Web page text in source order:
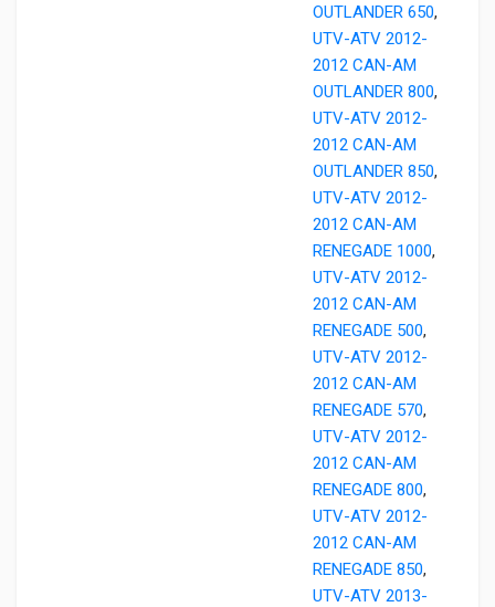
OUTLANDER 650,
UTV-ATV 2012-
2012 CAN-AM
OUTLANDER 800,
UTV-ATV 2012-
2012 CAN-AM
OUTLANDER 850,
UTV-ATV 2012-
2012 CAN-AM
RENEGADE 1000,
UTV-ATV 2012-
2012 CAN-AM
RENEGADE 500,
UTV-ATV 2012-
2012 CAN-AM
RENEGADE 570,
UTV-ATV 2012-
2012 CAN-AM
RENEGADE 800,
UTV-ATV 2012-
2012 CAN-AM
RENEGADE 850,
UTV-ATV 2013-